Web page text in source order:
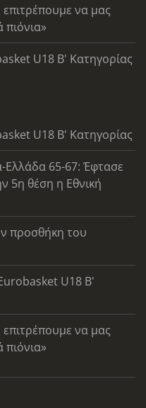
να μας
πιόνια»
U18 Β' Κατηγορίας
U18 Β' Κατηγορίας
Ελλάδα 65-67: Έφτασε
5η θέση η Εθνική
προσθήκη του
U18 Β'
να μας
πιόνια»